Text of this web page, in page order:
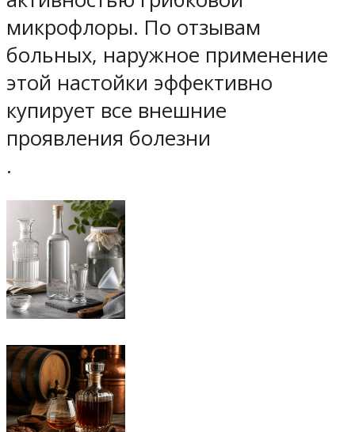
микрофлоры. По отзывам
больных, наружное применение
этой настойки эффективно
купирует все внешние
проявления болезни
.